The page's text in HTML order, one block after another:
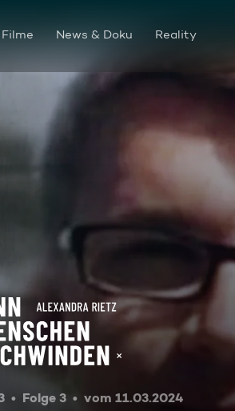
Filme News & Doku Reality
Rätselhaftes Verschwinden: Wo
Folge 3 vom 11.03.2024